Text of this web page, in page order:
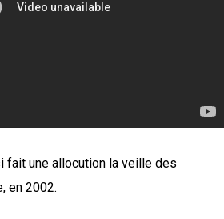
fait une allocution la veille des
en 2002.